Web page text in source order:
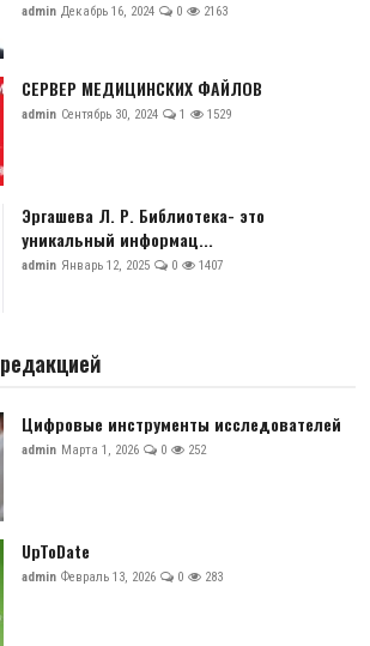
admin Декабрь 16, 2024 0 2163
СЕРВЕР МЕДИЦИНСКИХ ФАЙЛОВ
admin Сентябрь 30, 2024 1 1529
Эргашева Л. Р. Библиотека- это
уникальный информац...
admin Январь 12, 2025 0 1407
Цифровые инструменты исследователей
admin Марта 1, 2026 0 252
UpToDate
admin Февраль 13, 2026 0 283